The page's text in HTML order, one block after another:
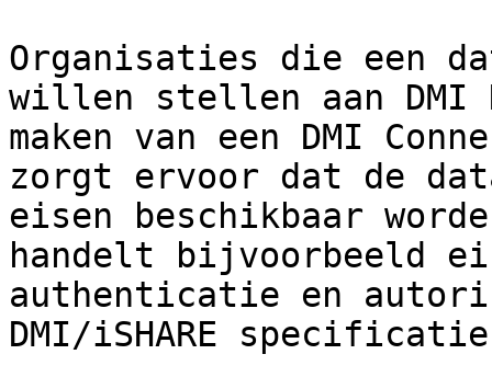
Organisaties die een
willen stellen aan DMI
maken van een DMI
zorgt ervoor dat de
eisen beschikbaar
handelt bijvoorbeeld
authenticatie en
DMI/iSHARE